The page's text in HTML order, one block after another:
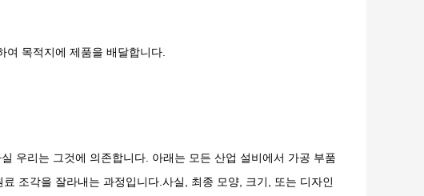
목적지에 제품을 배달합니다.
우리는 그것에 의존합니다. 아래는 모든 산업 설비에서 가공 부품
조각을 잘라내는 과정입니다.사실, 최종 모양, 크기, 또는 디자인